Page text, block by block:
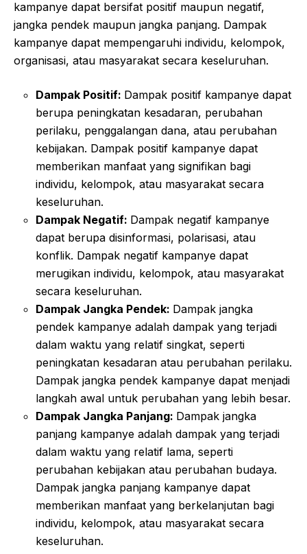
kampanye dapat bersifat positif maupun negatif,
jangka pendek maupun jangka panjang. Dampak
kampanye dapat mempengaruhi individu, kelompok,
organisasi, atau masyarakat secara keseluruhan.
Dampak Positif: Dampak positif kampanye dapat
berupa peningkatan kesadaran, perubahan
perilaku, penggalangan dana, atau perubahan
kebijakan. Dampak positif kampanye dapat
memberikan manfaat yang signifikan bagi
individu, kelompok, atau masyarakat secara
keseluruhan.
Dampak Negatif: Dampak negatif kampanye
dapat berupa disinformasi, polarisasi, atau
konflik. Dampak negatif kampanye dapat
merugikan individu, kelompok, atau masyarakat
secara keseluruhan.
Dampak Jangka Pendek: Dampak jangka
pendek kampanye adalah dampak yang terjadi
dalam waktu yang relatif singkat, seperti
peningkatan kesadaran atau perubahan perilaku.
Dampak jangka pendek kampanye dapat menjadi
langkah awal untuk perubahan yang lebih besar.
Dampak Jangka Panjang: Dampak jangka
panjang kampanye adalah dampak yang terjadi
dalam waktu yang relatif lama, seperti
perubahan kebijakan atau perubahan budaya.
Dampak jangka panjang kampanye dapat
memberikan manfaat yang berkelanjutan bagi
individu, kelompok, atau masyarakat secara
keseluruhan.